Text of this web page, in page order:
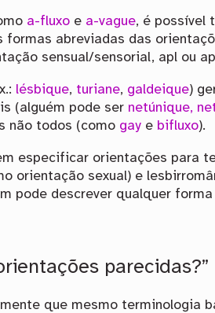
a-fluxo e a-vague, é possível
formas abreviadas das
sensual/sensorial, apl ou
lésbique, turiane, galdeique)
(alguém pode ser netúnique,
não todos (como gay e bifluxo).
especificar orientações para
orientação sexual) e
pode descrever qualquer
parecidas?”
que mesmo terminologia